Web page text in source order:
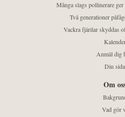
Många slags pollinerare
Två generationer
Vackra fjärilar skyddas
Anmäl dig
Din sida
Om
Vad gör